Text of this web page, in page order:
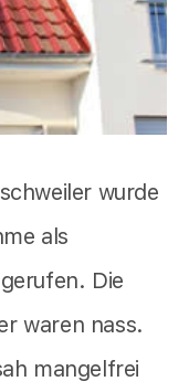
wurde
als
Die
waren nass.
mangelfrei